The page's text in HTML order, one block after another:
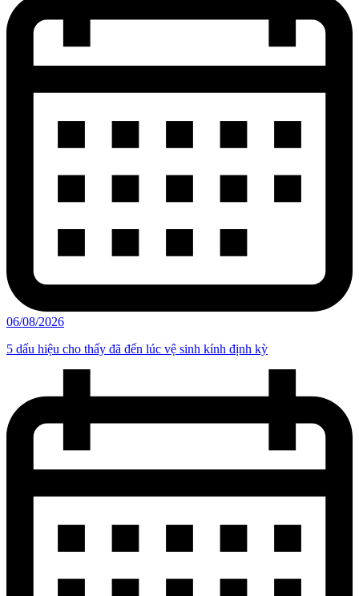
06/08/2026
5 dấu hiệu cho thấy đã đến lúc vệ sinh kính định kỳ